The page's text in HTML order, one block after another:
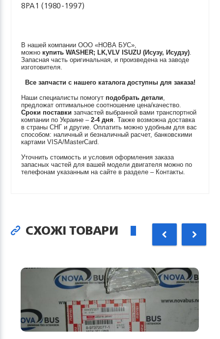
8PA1 (1980-1997)
В нашей компании ООО «НОВА БУС»,
можно купитьWASHER; LK,VLV ISUZU (Исузу, Исудзу).
Запасная часть оригинальная, и произведена на заводе
изготовителя.
Все запчасти с нашего каталога доступны для заказа!
Наши специалисты помогут подобрать детали,
предложат оптимальное соотношение цена/качество.
Сроки поставки запчастей выбранной вами транспортной
компании по Украине –2-4 дня. Также возможна доставка
в страны СНГ и другие. Оплатить можно удобным для вас
способом: наличный и безналичный расчет, банковскими
картами VISA/MasterCard.
Уточнить стоимость и условия оформления заказа
запасных частей для вашей модели двигателя можно по
телефонам указанным на сайте в разделе – Контакты.
СХОЖІ ТОВАРИ